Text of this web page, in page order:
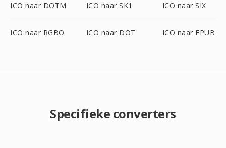
ICO naar DOTM ICO naar SK1 ICO naar SIX
ICO naar RGBO ICO naar DOT ICO naar EPUB
Specifieke converters